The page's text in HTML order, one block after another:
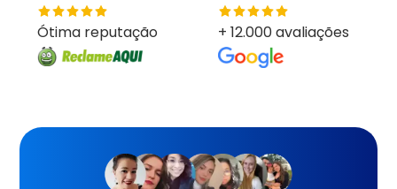
Ótima reputação + 12.000 avaliações